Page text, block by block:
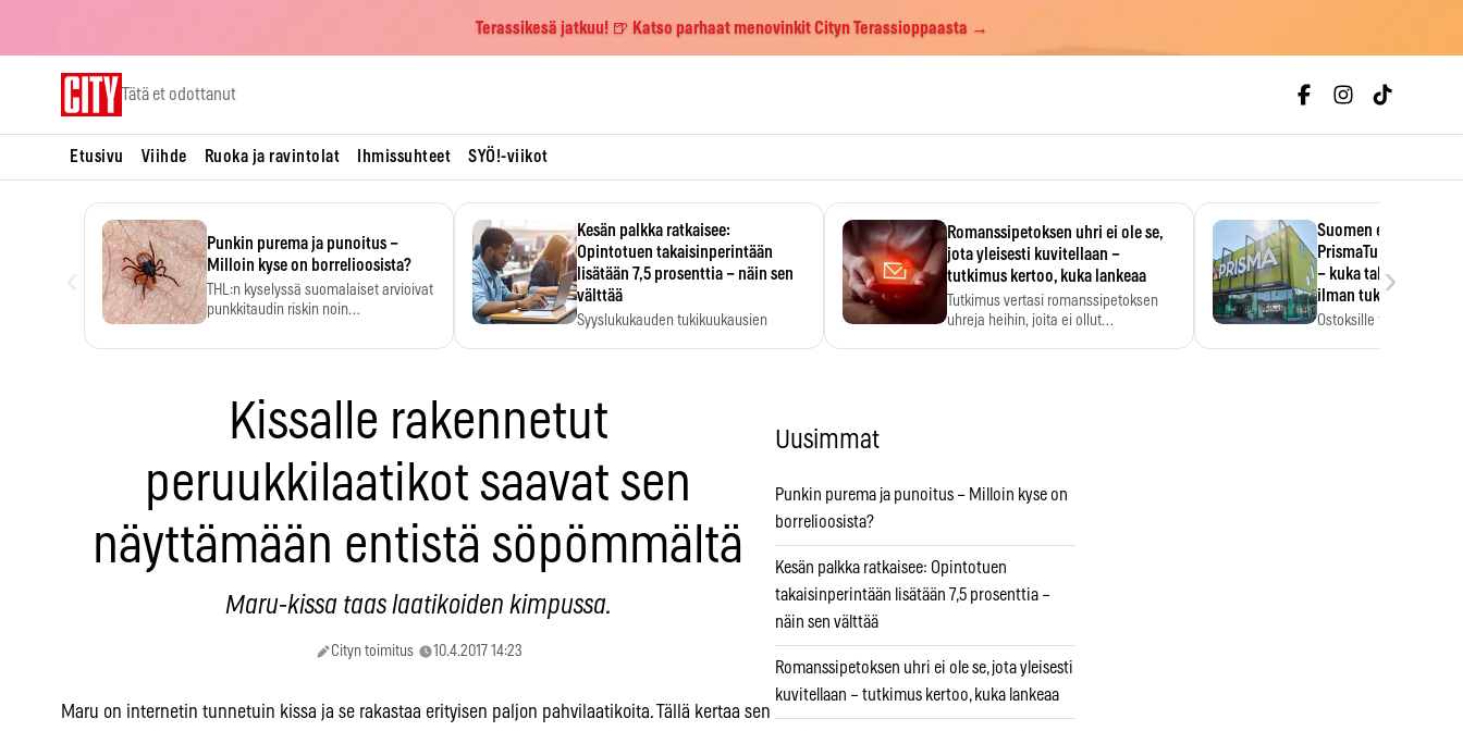
Terassikesä jatkuu! 🍺 Katso parhaat menovinkit Cityn Terassioppaasta →
Tätä et odottanut
Etusivu Viihde Ruoka ja ravintolat Ihmissuhteet SYÖ!-viikot
Punkin purema ja punoitus –
Milloin kyse on borrelioosista?
THL:n kyselyssä suomalaiset arvioivat
punkkitaudin riskin noin
Kesän palkka ratkaisee:
Opintotuen takaisinperintään
lisätään 7,5 prosenttia – näin sen
välttää
Syyslukukauden tukikuukausien
Romanssipetoksen uhri ei ole se,
jota yleisesti kuvitellaan –
tutkimus kertoo, kuka lankeaa
Tutkimus vertasi romanssipetoksen
uhreja heihin, joita ei ollut…
Suomen
PrismaTukku avautui
– kuka tahansa
ilman tukkukorttia
Ostoksille tarvitse
›
Kissalle rakennetut
peruukkilaatikot saavat sen
näyttämään entistä söpömmältä
Maru-kissa taas laatikoiden kimpussa.
Cityn toimitus 10.4.2017 14:23
Maru on internetin tunnetuin kissa ja se rakastaa erityisen paljon pahvilaatikoita. Tällä kertaa sen
Uusimmat
Punkin purema ja punoitus – Milloin kyse on
borrelioosista?
Kesän palkka ratkaisee: Opintotuen
takaisinperintään lisätään 7,5 prosenttia –
näin sen välttää
Romanssipetoksen uhri ei ole se, jota yleisesti
kuvitellaan – tutkimus kertoo, kuka lankeaa